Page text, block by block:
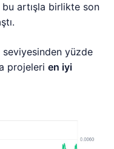
artışla birlikte son
seviyesinden yüzde
projelerien iyi